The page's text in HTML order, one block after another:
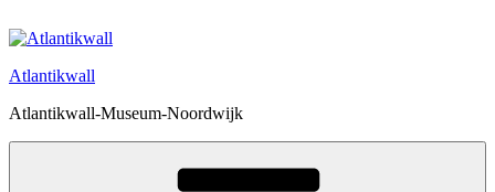
naar
inhoud
Atlantikwall
Atlantikwall-Museum-Noordwijk